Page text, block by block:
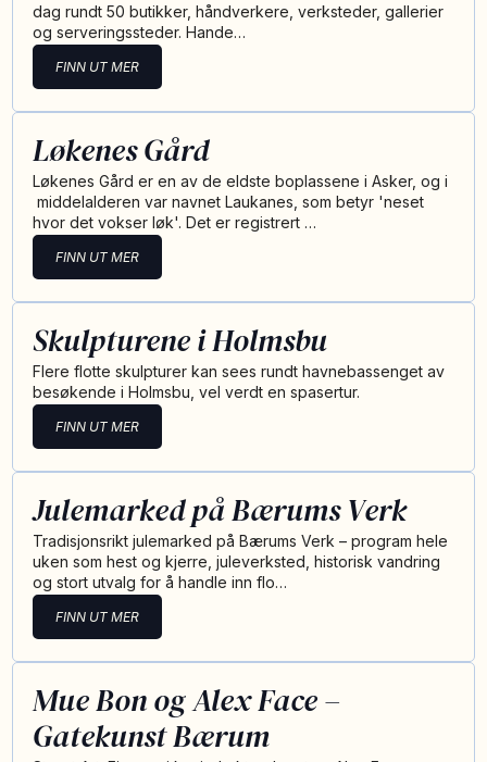
dag rundt 50 butikker, håndverkere, verksteder, gallerier
og serveringssteder. Hande…
FINN UT MER
Løkenes Gård
Løkenes Gård er en av de eldste boplassene i Asker, og i
middelalderen var navnet Laukanes, som betyr 'neset
hvor det vokser løk'. Det er registrert …
FINN UT MER
Skulpturene i Holmsbu
Flere flotte skulpturer kan sees rundt havnebassenget av
besøkende i Holmsbu, vel verdt en spasertur.
FINN UT MER
Julemarked på Bærums Verk
Tradisjonsrikt julemarked på Bærums Verk – program hele
uken som hest og kjerre, juleverksted, historisk vandring
og stort utvalg for å handle inn flo…
FINN UT MER
Mue Bon og Alex Face –
Gatekunst Bærum